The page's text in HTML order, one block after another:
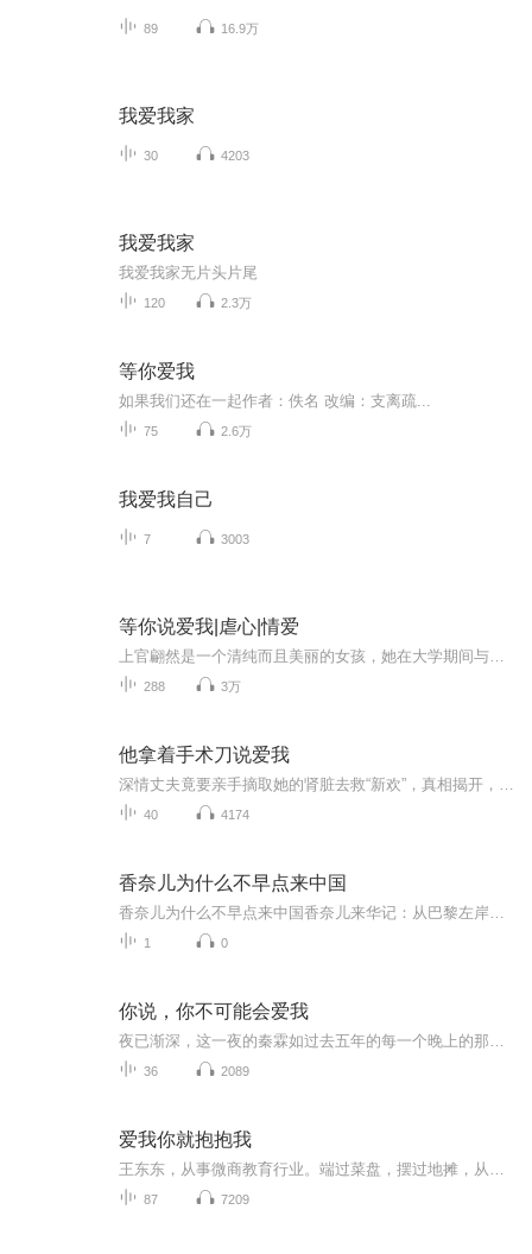
89 16.9万
我爱我家
30 4203
我爱我家
我爱我家无片头片尾
120 2.3万
等你爱我
如果我们还在一起作者：佚名 改编：支离疏...
75 2.6万
我爱我自己
7 3003
等你说爱我|虐心|情爱
288 3万
他拿着手术刀说爱我
40 4174
香奈儿为什么不早点来中国
1 0
你说，你不可能会爱我
36 2089
爱我你就抱抱我
87 7209